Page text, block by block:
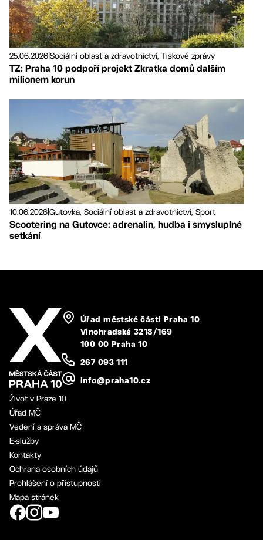
25.06.2026Sociální oblast a zdravotnictví, Tiskové zprávy
TZ: Praha 10 podpoří projekt Zkratka domů dalším
milionem korun
10.06.2026Gutovka, Sociální oblast a zdravotnictví, Sport
Scootering na Gutovce: adrenalin, hudba i smysluplné
setkání
Úřad městské části Praha 10
Vinohradská 3218/169
100 00 Praha 10
267 093 111
info@praha10.cz
Život v Praze 10
Úřad MČ
Vedení a správa MČ
E-služby
Kontakty
Ochrana osobních údajů
Prohlášení o přístupnosti
Mapa stránek